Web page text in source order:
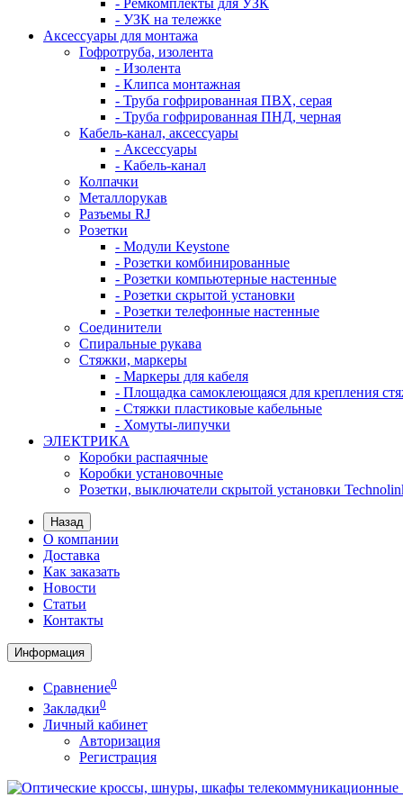
- Ремкомплекты для УЗК
- УЗК на тележке
Аксессуары для монтажа
Гофротруба, изолента
- Изолента
- Клипса монтажная
- Труба гофрированная ПВХ, серая
- Труба гофрированная ПНД, черная
Кабель-канал, аксессуары
- Аксессуары
- Кабель-канал
Колпачки
Металлорукав
Разъемы RJ
Розетки
- Модули Keystone
- Розетки комбинированные
- Розетки компьютерные настенные
- Розетки скрытой установки
- Розетки телефонные настенные
Соединители
Спиральные рукава
Стяжки, маркеры
- Маркеры для кабеля
- Площадка самоклеющаяся для крепления
- Стяжки пластиковые кабельные
- Хомуты-липучки
ЭЛЕКТРИКА
Коробки распаячные
Коробки установочные
Розетки, выключатели скрытой установки
Назад
О компании
Доставка
Как заказать
Новости
Статьи
Контакты
Информация
Сравнение0
Закладки0
Личный кабинет
Авторизация
Регистрация